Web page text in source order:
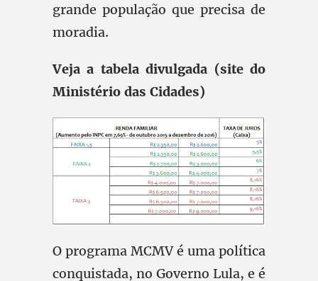
grande população que precisa de
moradia.
Veja a tabela divulgada (site do
Ministério das Cidades)
O programa MCMV é uma política
conquistada, no Governo Lula, e é